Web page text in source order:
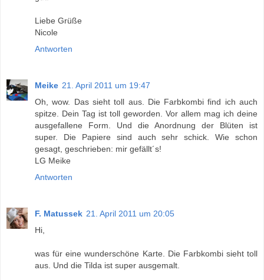
Liebe Grüße
Nicole
Antworten
Meike 21. April 2011 um 19:47
Oh, wow. Das sieht toll aus. Die Farbkombi find ich auch
spitze. Dein Tag ist toll geworden. Vor allem mag ich deine
ausgefallene Form. Und die Anordnung der Blüten ist
super. Die Papiere sind auch sehr schick. Wie schon
gesagt, geschrieben: mir gefällt´s!
LG Meike
Antworten
F. Matussek 21. April 2011 um 20:05
Hi,
was für eine wunderschöne Karte. Die Farbkombi sieht toll
aus. Und die Tilda ist super ausgemalt.